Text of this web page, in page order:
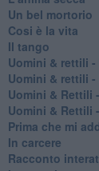
Un bel mortorio
Cosi è la vita
Il tango
​Uomini & rettili
​Uomini & rettili
Uomini & Rettili
Uomini & Rettili
Prima che mi
In carcere
Racconto